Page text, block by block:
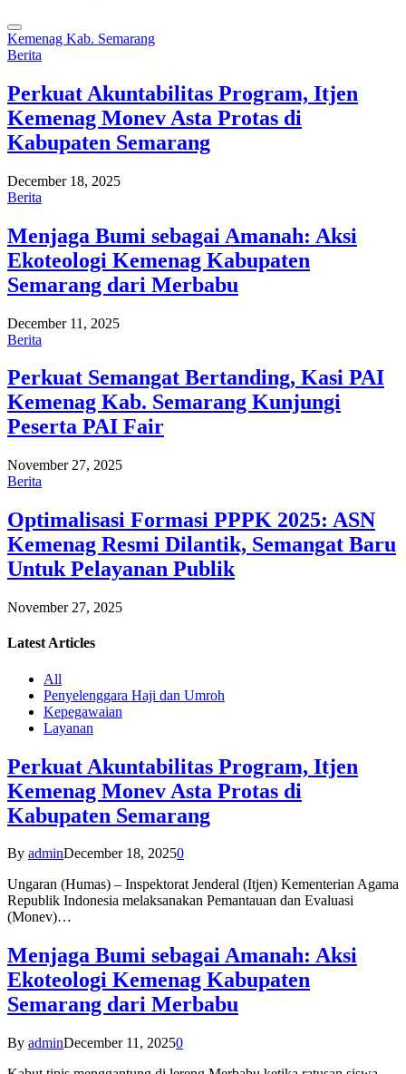
Kemenag Kab. Semarang
Berita
Perkuat Akuntabilitas Program, Itjen
Kemenag Monev Asta Protas di
Kabupaten Semarang
December 18, 2025
Berita
Menjaga Bumi sebagai Amanah: Aksi
Ekoteologi Kemenag Kabupaten
Semarang dari Merbabu
December 11, 2025
Berita
Perkuat Semangat Bertanding, Kasi PAI
Kemenag Kab. Semarang Kunjungi
Peserta PAI Fair
November 27, 2025
Berita
Optimalisasi Formasi PPPK 2025: ASN
Kemenag Resmi Dilantik, Semangat Baru
Untuk Pelayanan Publik
November 27, 2025
Latest Articles
All
Penyelenggara Haji dan Umroh
Kepegawaian
Layanan
Perkuat Akuntabilitas Program, Itjen
Kemenag Monev Asta Protas di
Kabupaten Semarang
By adminDecember 18, 20250
Ungaran (Humas) – Inspektorat Jenderal (Itjen) Kementerian Agama
Republik Indonesia melaksanakan Pemantauan dan Evaluasi
(Monev)…
Menjaga Bumi sebagai Amanah: Aksi
Ekoteologi Kemenag Kabupaten
Semarang dari Merbabu
By adminDecember 11, 20250